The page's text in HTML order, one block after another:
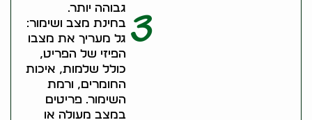
גבוהה יותר.
3
בחינת מצב ושימור:
גל מעריך את מצבו
הפיזי של הפריט,
כולל שלמות, איכות
החומרים, ורמת
השימור. פריטים
במצב מעולה או